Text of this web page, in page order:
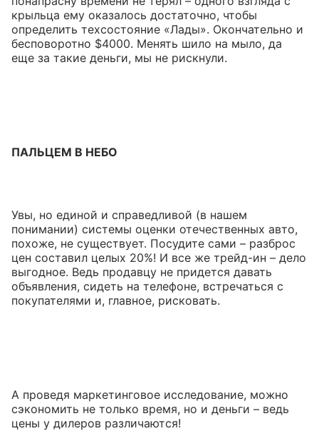
крыльца ему оказалось достаточно, чтобы
определить техсостояние «Лады». Окончательно и
бесповоротно $4000. Менять шило на мыло, да
еще за такие деньги, мы не рискнули.
ПАЛЬЦЕМ В НЕБО
Увы, но единой и справедливой (в нашем
понимании) системы оценки отечественных авто,
похоже, не существует. Посудите сами – разброс
цен составил целых 20%! И все же трейд-ин – дело
выгодное. Ведь продавцу не придется давать
объявления, сидеть на телефоне, встречаться с
покупателями и, главное, рисковать.
А проведя маркетинговое исследование, можно
сэкономить не только время, но и деньги – ведь
цены у дилеров различаются!